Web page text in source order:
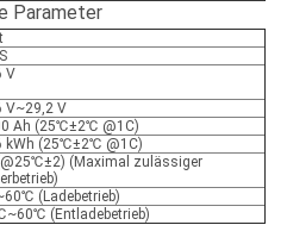
Parameter
V
V~29,2 V
Ah (25℃±2℃ @1C)
kWh (25℃±2℃ @1C)
(Maximal zulässiger
(Ladebetrieb)
(Entladebetrieb)